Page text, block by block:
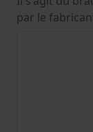
par le